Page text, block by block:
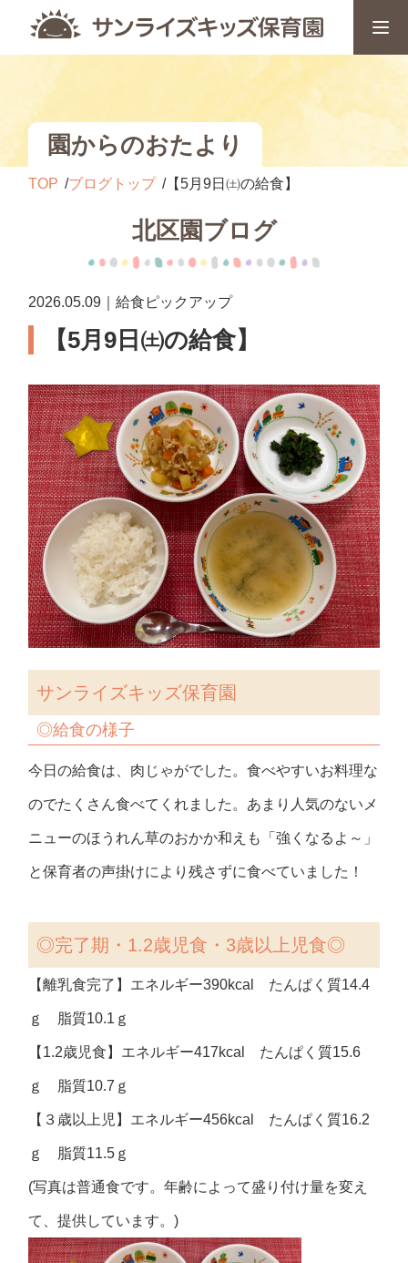
園からのおたより
TOP ブログトップ 【5月9日㈯の給食】
北区園ブログ
2026.05.09｜給食ピックアップ
【5月9日㈯の給食】
サンライズキッズ保育園
◎給食の様子
今日の給食は、肉じゃがでした。食べやすいお料理な
のでたくさん食べてくれました。あまり人気のないメ
ニューのほうれん草のおかか和えも「強くなるよ～」
と保育者の声掛けにより残さずに食べていました！
◎完了期・1.2歳児食・3歳以上児食◎
【離乳食完了】エネルギー390kcal たんぱく質14.4
ｇ 脂質10.1ｇ
【1.2歳児食】エネルギー417kcal たんぱく質15.6
ｇ 脂質10.7ｇ
【３歳以上児】エネルギー456kcal たんぱく質16.2
ｇ 脂質11.5ｇ
(写真は普通食です。年齢によって盛り付け量を変え
て、提供しています。)